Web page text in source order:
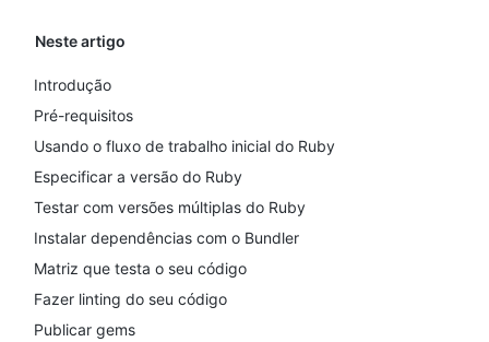
Neste artigo
Introdução
Pré-requisitos
Usando o fluxo de trabalho inicial do Ruby
Especificar a versão do Ruby
Testar com versões múltiplas do Ruby
Instalar dependências com o Bundler
Matriz que testa o seu código
Fazer linting do seu código
Publicar gems